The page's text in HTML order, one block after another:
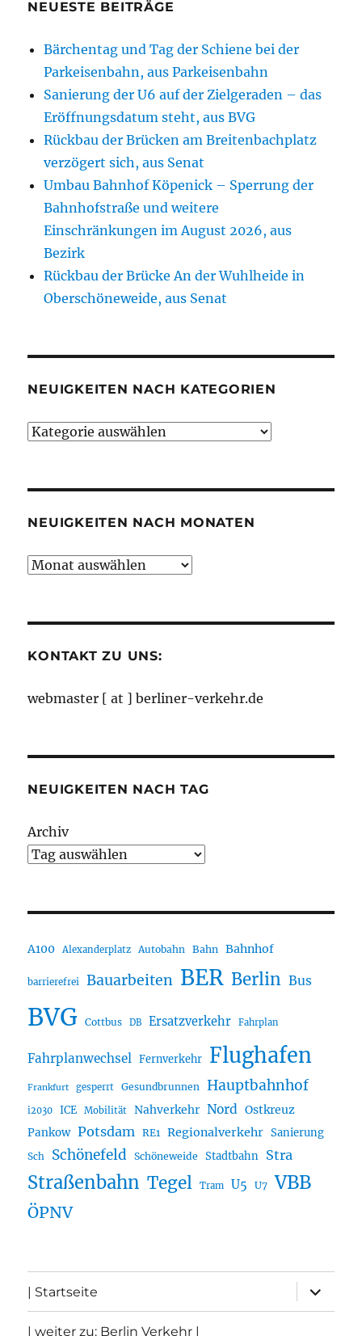
NEUESTE BEITRÄGE
Bärchentag und Tag der Schiene bei der
Parkeisenbahn, aus Parkeisenbahn
Sanierung der U6 auf der Zielgeraden – das
Eröffnungsdatum steht, aus BVG
Rückbau der Brücken am Breitenbachplatz
verzögert sich, aus Senat
Umbau Bahnhof Köpenick – Sperrung der
Bahnhofstraße und weitere
Einschränkungen im August 2026, aus
Bezirk
Rückbau der Brücke An der Wuhlheide in
Oberschöneweide, aus Senat
NEUIGKEITEN NACH KATEGORIEN
Neuigkeiten
NEUIGKEITEN NACH MONATEN
Neuigkeiten
KONTAKT ZU UNS:
webmaster [ at ] berliner-verkehr.de
NEUIGKEITEN NACH TAG
Archiv
A100 Alexanderplatz Autobahn Bahn Bahnhof
barrierefrei Bauarbeiten BER Berlin Bus
BVG Cottbus DB Ersatzverkehr Fahrplan
Fahrplanwechsel Fernverkehr Flughafen
Frankfurt gesperrt Gesundbrunnen Hauptbahnhof
i2030 ICE Mobilität Nahverkehr Nord Ostkreuz
Pankow Potsdam RE1 Regionalverkehr Sanierung
Sch Schönefeld Schöneweide Stadtbahn Stra
Straßenbahn Tegel Tram U5 U7 VBB
ÖPNV
| Startseite
öffnen
| weiter zu: Berlin Verkehr |